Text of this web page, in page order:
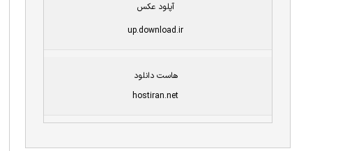
آپلود عکس
up.download.ir
هاست دانلود
hostiran.net